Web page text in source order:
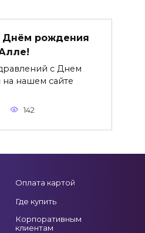
Днём рождения
с Днем
нашем сайте
142
Оплата картой
Где купить
Корпоративным
клиентам